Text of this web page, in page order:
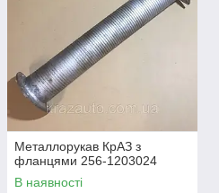
Металлорукав КрАЗ з
фланцями 256-1203024
В наявності